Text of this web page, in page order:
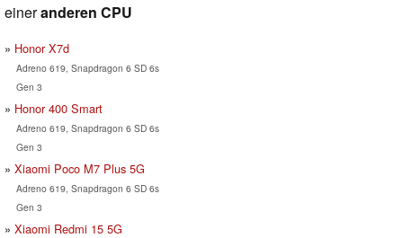
eineranderen CPU
Honor X7d
Adreno 619, Snapdragon 6 SD 6s
Gen 3
Honor 400 Smart
Adreno 619, Snapdragon 6 SD 6s
Gen 3
Xiaomi Poco M7 Plus 5G
Adreno 619, Snapdragon 6 SD 6s
Gen 3
Xiaomi Redmi 15 5G